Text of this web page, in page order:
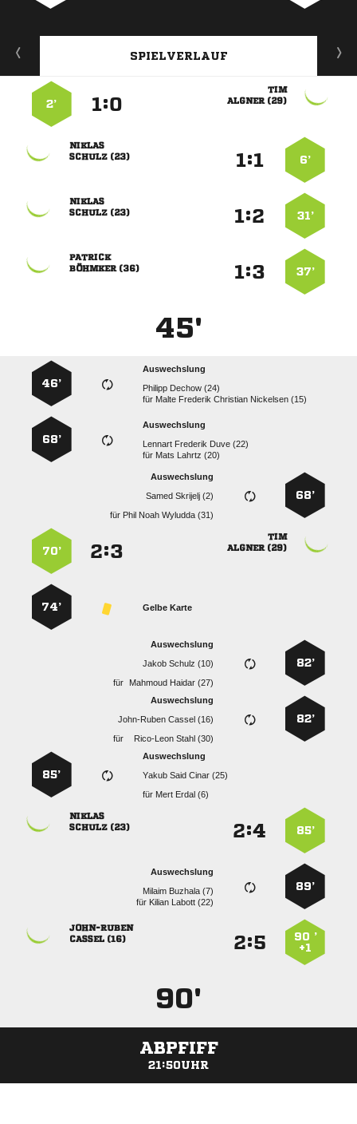
SPIELVERLAUF

 
:
2’
6’
:

 
31’
:

 
37’
:

 
45'
Auswechslung
  
für     
46’
Auswechslung
   
für   
68’
68’
Auswechslung
  
für    

 
:
70’
Gelbe Karte
74’
82’
Auswechslung
  
für
  
82’
Auswechslung
  
für
  
Auswechslung
   
für   
85’
85’
:

 
89’
Auswechslung
  
für   
90 ’
+1
:

 
90'
ABPFIFF
21:50UHR